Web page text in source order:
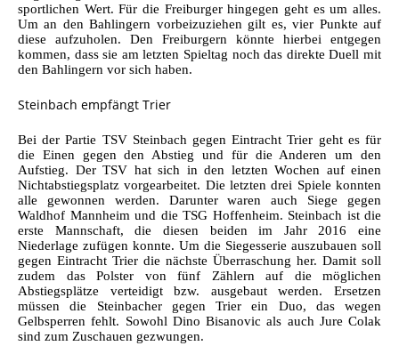
sportlichen Wert. Für die Freiburger hingegen geht es um alles.
Um an den Bahlingern vorbeizuziehen gilt es, vier Punkte auf
diese aufzuholen. Den Freiburgern könnte hierbei entgegen
kommen, dass sie am letzten Spieltag noch das direkte Duell mit
den Bahlingern vor sich haben.
Steinbach empfängt Trier
Bei der Partie TSV Steinbach gegen Eintracht Trier geht es für
die Einen gegen den Abstieg und für die Anderen um den
Aufstieg. Der TSV hat sich in den letzten Wochen auf einen
Nichtabstiegsplatz vorgearbeitet. Die letzten drei Spiele konnten
alle gewonnen werden. Darunter waren auch Siege gegen
Waldhof Mannheim und die TSG Hoffenheim. Steinbach ist die
erste Mannschaft, die diesen beiden im Jahr 2016 eine
Niederlage zufügen konnte. Um die Siegesserie auszubauen soll
gegen Eintracht Trier die nächste Überraschung her. Damit soll
zudem das Polster von fünf Zählern auf die möglichen
Abstiegsplätze verteidigt bzw. ausgebaut werden. Ersetzen
müssen die Steinbacher gegen Trier ein Duo, das wegen
Gelbsperren fehlt. Sowohl Dino Bisanovic als auch Jure Colak
sind zum Zuschauen gezwungen.